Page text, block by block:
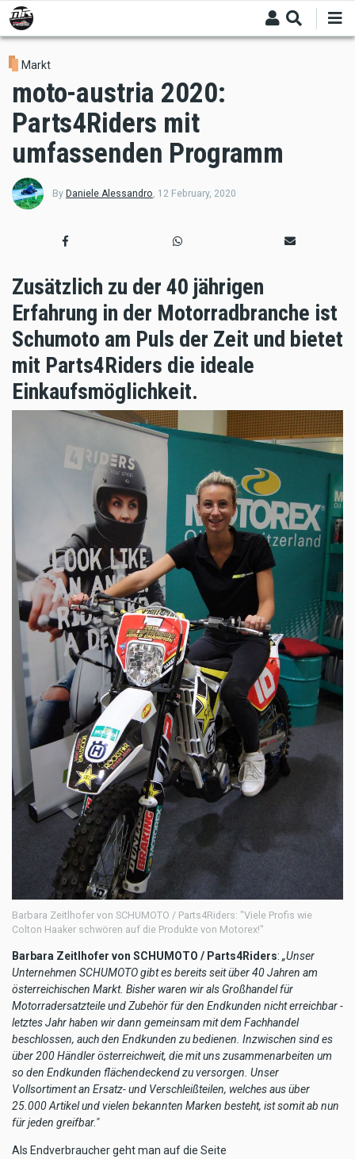
Skip
to
main
content
Markt
moto-austria 2020:
Parts4Riders mit
umfassenden Programm
By Daniele Alessandro 12 February, 2020
Zusätzlich zu der 40 jährigen
Erfahrung in der Motorradbranche ist
Schumoto am Puls der Zeit und bietet
mit Parts4Riders die ideale
Einkaufsmöglichkeit.
Barbara Zeitlhofer von SCHUMOTO / Parts4Riders: "Viele Profis wie
Colton Haaker schwören auf die Produkte von Motorex!"
Barbara Zeitlhofer von SCHUMOTO / Parts4Riders: „Unser
Unternehmen SCHUMOTO gibt es bereits seit über 40 Jahren am
österreichischen Markt. Bisher waren wir als Großhandel für
Motorradersatzteile und Zubehör für den Endkunden nicht erreichbar -
letztes Jahr haben wir dann gemeinsam mit dem Fachhandel
beschlossen, auch den Endkunden zu bedienen. Inzwischen sind es
über 200 Händler österreichweit, die mit uns zusammenarbeiten um
so den Endkunden flächendeckend zu versorgen. Unser
Vollsortiment an Ersatz- und Verschleißteilen, welches aus über
25.000 Artikel und vielen bekannten Marken besteht, ist somit ab nun
für jeden greifbar."
Als Endverbraucher geht man auf die Seite